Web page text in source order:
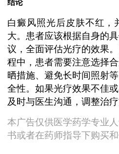
结论
白癜风照光后皮肤不红，
大。患者应该根据自身的
议，全面评估光疗的效果
程中，患者需要注意选择
晒措施、避免长时间照射
全性。如果光疗效果不佳
及时与医生沟通，调整治疗
本广告仅供医学药学专业
书或者在药师指导下购买